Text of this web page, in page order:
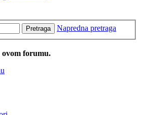
Pretraga
Napredna pretraga
ovom forumu.